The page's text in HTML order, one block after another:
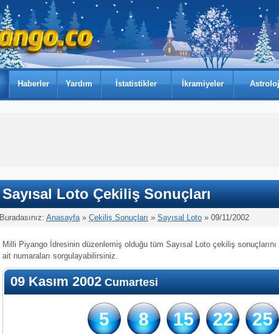
Haberler Yardım İstatistikler İkramiyeler
Sayısal Loto Çekiliş Sonuçları
Buradasınız: Anasayfa » Çekiliş Sonuçları » Sayısal Loto » 09/11/2002
Milli Piyango İdresinin düzenlemiş olduğu tüm Sayısal Loto çekiliş
ait numaraları sorgulayabilirsiniz.
09 Kasım 2002Cumartesi
5 8 15 22 25